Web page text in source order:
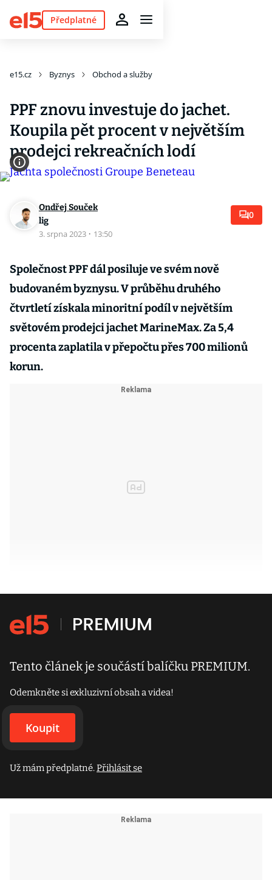
Předplatné
e15.cz Byznys Obchod a služby
PPF znovu investuje do jachet.
Koupila pět procent v největším
prodejci rekreačních lodí
Ondřej Souček
lig
3. srpna 2023 · 13:50
0
Společnost PPF dál posiluje ve svém nově
budovaném byznysu. V průběhu druhého
čtvrtletí získala minoritní podíl v největším
světovém prodejci jachet MarineMax. Za 5,4
procenta zaplatila v přepočtu přes 700 milionů
korun.
Tento článek je součástí balíčku PREMIUM.
Odemkněte si exkluzivní obsah a videa!
Koupit
Už mám předplatné.Přihlásit se